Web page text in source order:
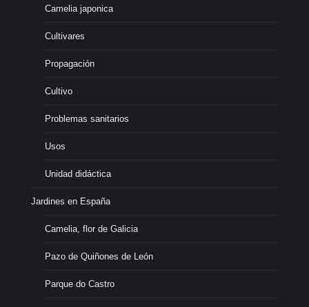
Camelia japonica
Cultivares
Propagación
Cultivo
Problemas sanitarios
Usos
Unidad didáctica
Jardines en España
Camelia, flor de Galicia
Pazo de Quiñones de León
Parque do Castro